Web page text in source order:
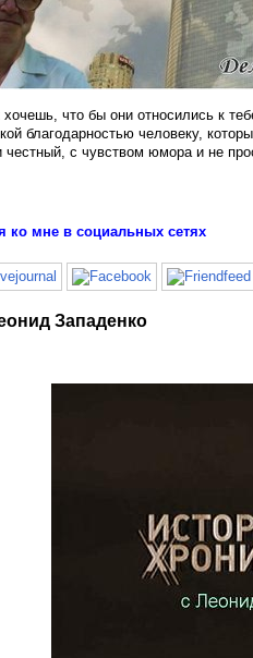
хочешь, что бы они относились к
благодарностью человеку,
с чувством юмора и не
ко мне в социальных сетях
Западенко